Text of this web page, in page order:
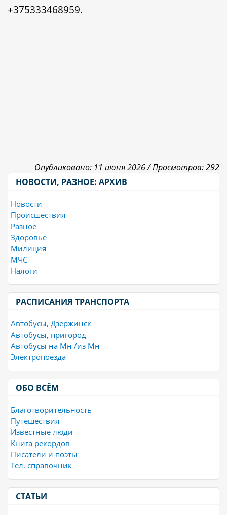
+375333468959.
Опубликовано: 11 июня 2026 /Просмотров: 292
НОВОСТИ, РАЗНОЕ: АРХИВ
Новости
Происшествия
Разное
Здоровье
Милиция
МЧС
Налоги
РАСПИСАНИЯ ТРАНСПОРТА
Автобусы, Дзержинск
Автобусы, пригород
Автобусы на Мн /из Мн
Электропоезда
ОБО ВСЁМ
Благотворительность
Путешествия
Известные люди
Книга рекордов
Писатели и поэты
Тел. справочник
СТАТЬИ